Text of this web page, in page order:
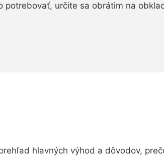
potrebovať, určite sa obrátim na
hlavných výhod a dôvodov,